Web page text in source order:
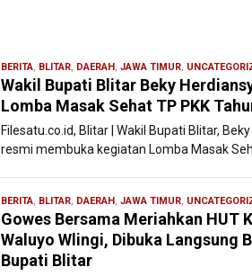
BERITA, BLITAR, DAERAH , JAWA TIMUR,
Wakil Bupati Blitar Beky
Lomba Masak Sehat TP PKK
Filesatu.co.id, Blitar | Wakil Bupati Blitar,
resmi membuka kegiatan Lomba Masak
BERITA, BLITAR, DAERAH , JAWA TIMUR,
Gowes Bersama Meriahkan HUT
Waluyo Wlingi, Dibuka Langsung
Bupati Blitar